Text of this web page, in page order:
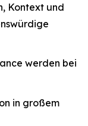
Kontext und
werden bei
in großem